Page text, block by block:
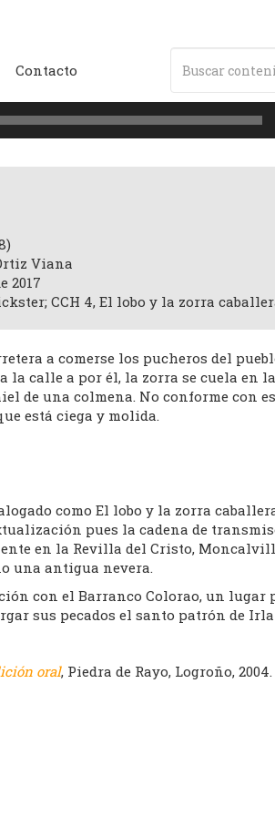
Contacto
Viana
2017
CCH 4, El lobo y la zorra
a comerse los pucheros del
la calle a por él, la zorra se cuela en
de una colmena. No conforme con
está ciega y molida.
como El lobo y la zorra
pues la cadena de
en la Revilla del Cristo,
una antigua nevera.
con el Barranco Colorao, un lugar
sus pecados el santo patrón de
oral, Piedra de Rayo, Logroño, 2004.